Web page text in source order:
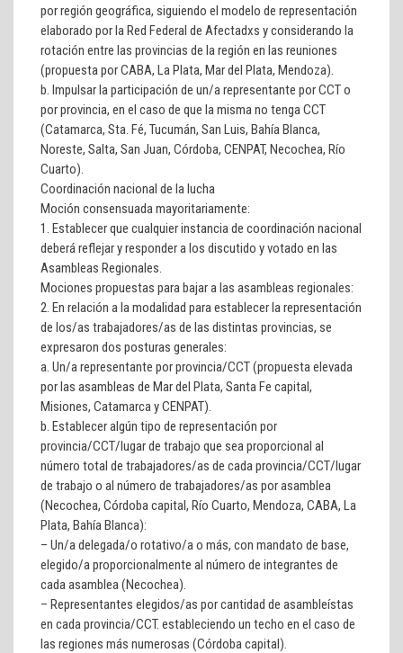
por región geográfica, siguiendo el modelo de representación
elaborado por la Red Federal de Afectadxs y considerando la
rotación entre las provincias de la región en las reuniones
(propuesta por CABA, La Plata, Mar del Plata, Mendoza).
b. Impulsar la participación de un/a representante por CCT o
por provincia, en el caso de que la misma no tenga CCT
(Catamarca, Sta. Fé, Tucumán, San Luis, Bahía Blanca,
Noreste, Salta, San Juan, Córdoba, CENPAT, Necochea, Río
Cuarto).
Coordinación nacional de la lucha
Moción consensuada mayoritariamente:
1. Establecer que cualquier instancia de coordinación nacional
deberá reflejar y responder a los discutido y votado en las
Asambleas Regionales.
Mociones propuestas para bajar a las asambleas regionales:
2. En relación a la modalidad para establecer la representación
de los/as trabajadores/as de las distintas provincias, se
expresaron dos posturas generales:
a. Un/a representante por provincia/CCT (propuesta elevada
por las asambleas de Mar del Plata, Santa Fe capital,
Misiones, Catamarca y CENPAT).
b. Establecer algún tipo de representación por
provincia/CCT/lugar de trabajo que sea proporcional al
número total de trabajadores/as de cada provincia/CCT/lugar
de trabajo o al número de trabajadores/as por asamblea
(Necochea, Córdoba capital, Río Cuarto, Mendoza, CABA, La
Plata, Bahía Blanca):
– Un/a delegada/o rotativo/a o más, con mandato de base,
elegido/a proporcionalmente al número de integrantes de
cada asamblea (Necochea).
– Representantes elegidos/as por cantidad de asambleístas
en cada provincia/CCT. estableciendo un techo en el caso de
las regiones más numerosas (Córdoba capital).